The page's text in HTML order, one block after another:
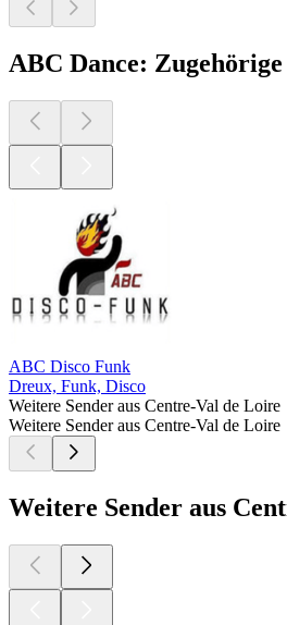
ABC Dance: Zugehörige
ABC Disco Funk
Dreux, Funk, Disco
Weitere Sender aus Centre-Val de Loire
Weitere Sender aus Centre-Val de Loire
Weitere Sender aus